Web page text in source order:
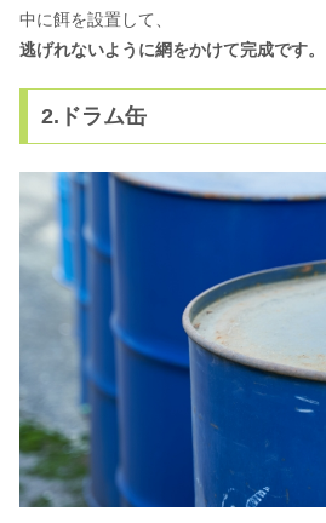
中に餌を設置して、
逃げれないように網をかけて完成です。
2.ドラム缶